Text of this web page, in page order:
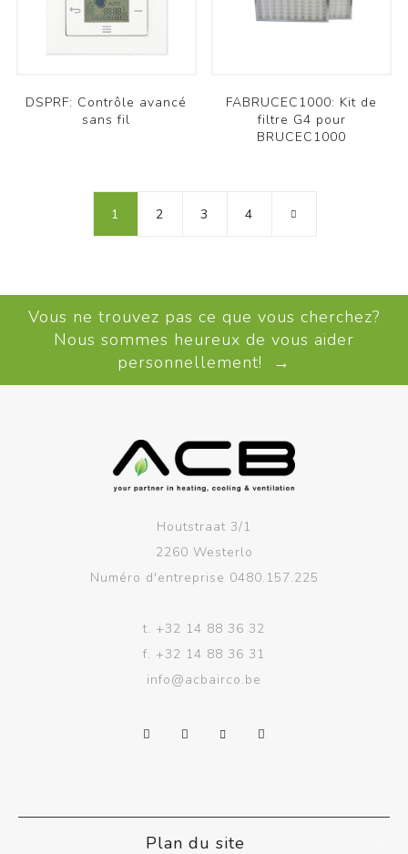
DSPRF: Contrôle avancé
sans fil
FABRUCEC1000: Kit de
filtre G4 pour
BRUCEC1000
1 2 3 4
Vous ne trouvez pas ce que vous cherchez?
Nous sommes heureux de vous aider
personnellement! →
Houtstraat 3/1
2260 Westerlo
Numéro d'entreprise 0480.157.225
t. +32 14 88 36 32
f. +32 14 88 36 31
info@acbairco.be
Plan du site